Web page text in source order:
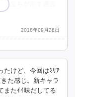
い立ちが示す過去
2018年09月28日
たけど、今回はﾐﾘｱ
た感じ。新キャラ
またｲｲ味だしてる